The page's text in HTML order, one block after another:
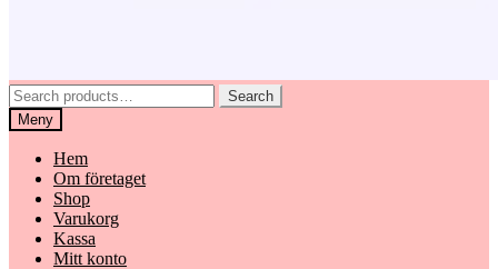
Search
for:
Search
Meny
Hem
Om företaget
Shop
Varukorg
Kassa
Mitt konto